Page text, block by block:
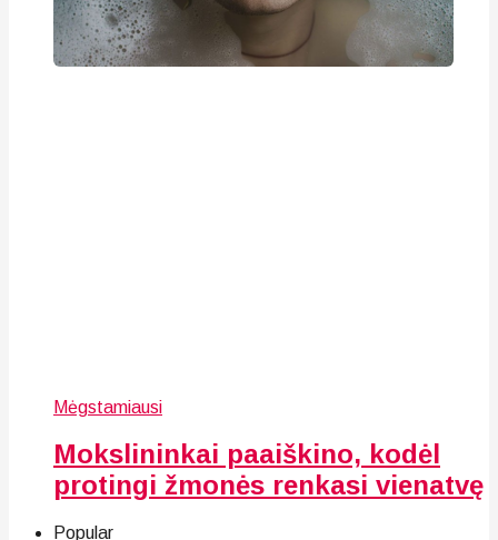
Mėgstamiausi
Mokslininkai paaiškino, kodėl
protingi žmonės renkasi vienatvę
Popular